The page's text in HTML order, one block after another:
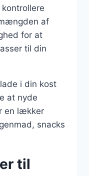
af
for at
til din
i din kost
at nyde
en lækker
snacks
til